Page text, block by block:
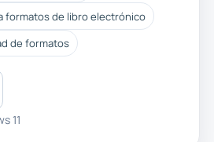
formatos de libro electrónico
de formatos
11